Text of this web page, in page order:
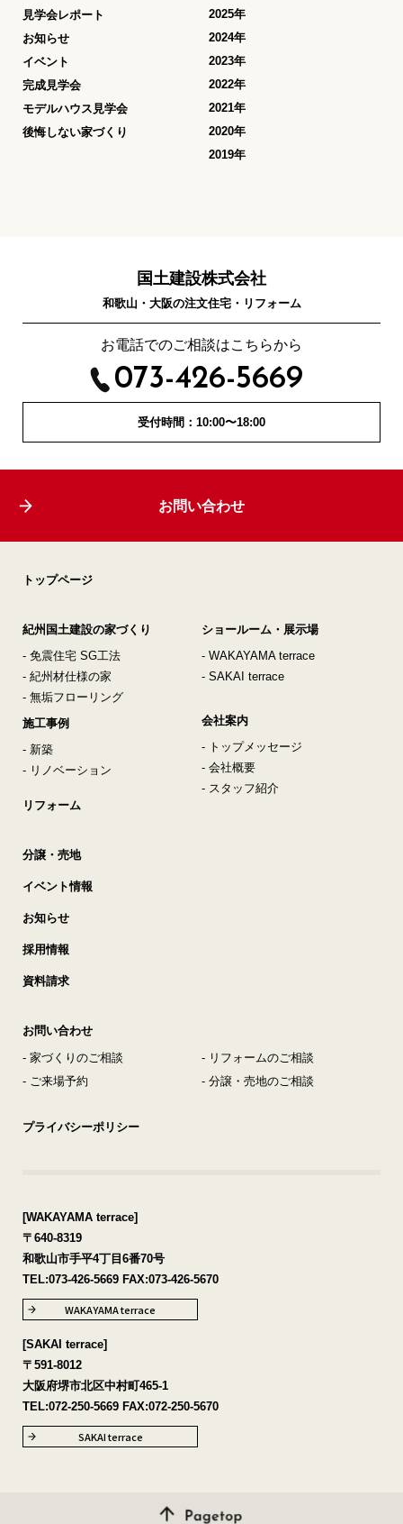
見学会レポート
お知らせ
イベント
完成見学会
モデルハウス見学会
後悔しない家づくり
2025年
2024年
2023年
2022年
2021年
2020年
2019年
国土建設株式会社
和歌山・大阪の注文住宅・リフォーム
お電話でのご相談はこちらから
073-426-5669
受付時間：10:00〜18:00
お問い合わせ
トップページ
紀州国土建設の家づくり
- 免震住宅 SG工法
- 紀州材仕様の家
- 無垢フローリング
施工事例
- 新築
- リノベーション
リフォーム
分譲・売地
イベント情報
お知らせ
採用情報
資料請求
ショールーム・展示場
- WAKAYAMA terrace
- SAKAI terrace
会社案内
- トップメッセージ
- 会社概要
- スタッフ紹介
お問い合わせ
- 家づくりのご相談
- リフォームのご相談
- ご来場予約
- 分譲・売地のご相談
プライバシーポリシー
[WAKAYAMA terrace]
〒640-8319
和歌山市手平4丁目6番70号
TEL:073-426-5669 FAX:073-426-5670
WAKAYAMA terrace
[SAKAI terrace]
〒591-8012
大阪府堺市北区中村町465-1
TEL:072-250-5669 FAX:072-250-5670
SAKAI terrace